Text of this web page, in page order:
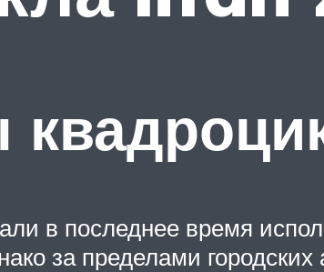
в последнее время
за пределами